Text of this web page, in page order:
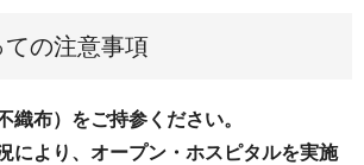
の注意事項
織布）をご持参ください。
により、オープン・ホスピタルを実施